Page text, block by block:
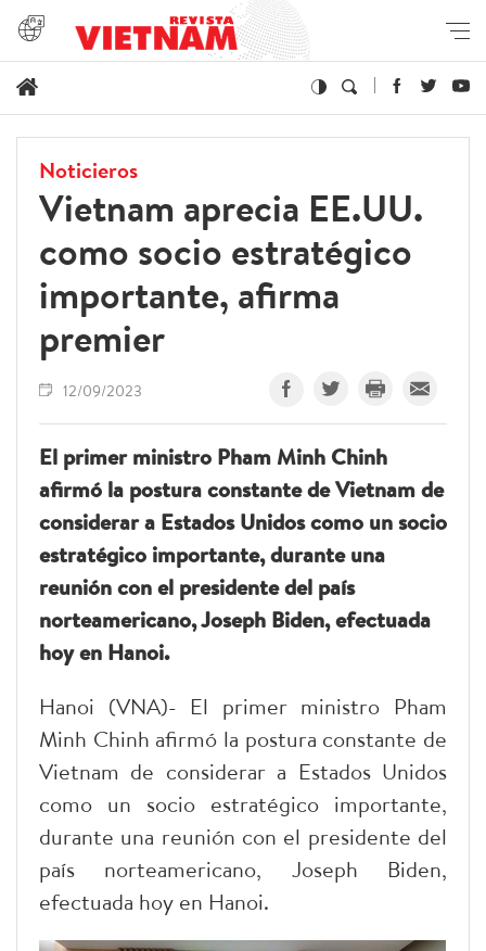
Noticieros
Vietnam aprecia EE.UU.
como socio estratégico
importante, afirma
premier
12/09/2023
El primer ministro Pham Minh Chinh
afirmó la postura constante de Vietnam de
considerar a Estados Unidos como un socio
estratégico importante, durante una
reunión con el presidente del país
norteamericano, Joseph Biden, efectuada
hoy en Hanoi.
Hanoi (VNA)- El primer ministro Pham
Minh Chinh afirmó la postura constante de
Vietnam de considerar a Estados Unidos
como un socio estratégico importante,
durante una reunión con el presidente del
país norteamericano, Joseph Biden,
efectuada hoy en Hanoi.